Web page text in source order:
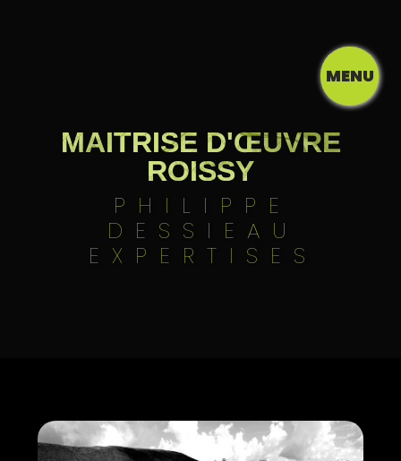
MENU
MAITRISE D'ŒUVRE
ROISSY
PHILIPPE
DESSIEAU
EXPERTISES